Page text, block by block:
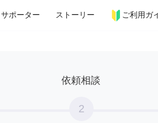
サポーター ストーリー ご利用ガ
リア 趣味・習い事 ペット 料理
依頼相談
2